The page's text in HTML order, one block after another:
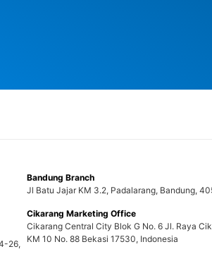
26,
Bandung Branch
Jl Batu Jajar KM 3.2, Padalarang, Bandung,
Cikarang Marketing Office
Cikarang Central City Blok G No. 6 Jl. Raya
KM 10 No. 88 Bekasi 17530, Indonesia